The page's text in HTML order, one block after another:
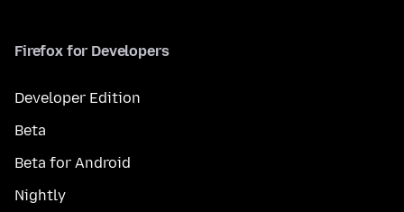
Firefox for Developers
Developer Edition
Beta
Beta for Android
Nightly